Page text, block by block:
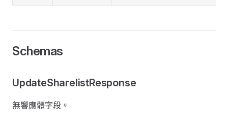
Schemas
UpdateSharelistResponse
無響應體字段。